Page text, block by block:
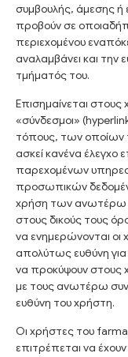
συμβουλής, άμεσης
προβούν σε
περιεχομένου
αναλαμβάνει και την
τμήματός του.
Επισημαίνεται
«σύνδεσμοι»
τόπους, των οποίων
ασκεί κανένα έλεγχο
παρεχομένων
προσωπικών
χρήση των ανωτέρω
στους δικούς τους
να ενημερώνονται οι
απολύτως ευθύνη για
να προκύψουν στους
με τους ανωτέρω
ευθύνη του χρήστη.
Οι χρήστες του
επιτρέπεται να